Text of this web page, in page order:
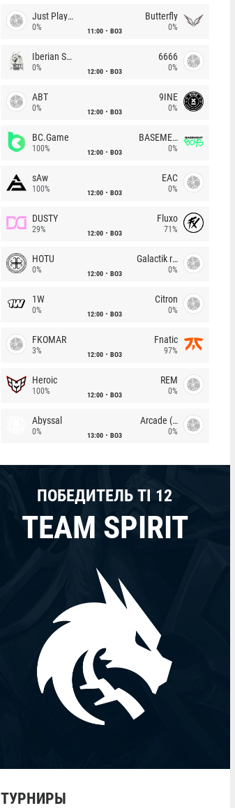
Just Players
0% 11:00 BO3
Butterfly
0%
Iberian Soul
0% 12:00 BO3
6666
0%
ABT
0% 12:00 BO3
9INE
0%
BC.Game
100% 12:00 BO3
BASEMENT BOYS
0%
sAw
100% 12:00 BO3
EAC
0%
DUSTY
29% 12:00 BO3
Fluxo
71%
HOTU
0% 12:00 BO3
Galactik rebels
0%
1W
0% 12:00 BO3
Citron
0%
FKOMAR
3% 12:00 BO3
Fnatic
97%
Heroic
100% 12:00 BO3
REM
0%
Abyssal
0% 13:00 BO3
Arcade (AU)
0%
ПОБЕДИТЕЛЬ TI 12
TEAM SPIRIT
ТУРНИРЫ